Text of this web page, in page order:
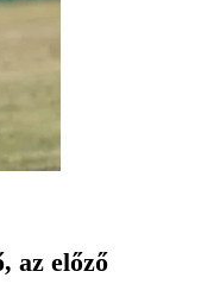
az előző